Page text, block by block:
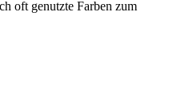
oft genutzte Farben zum